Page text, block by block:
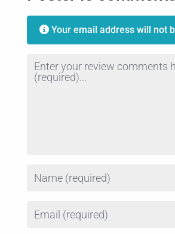
Your email address will not
Review text